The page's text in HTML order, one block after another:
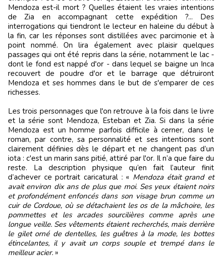
Mendoza est-il mort ? Quelles étaient les vraies intentions
de Zia en accompagnant cette expédition ?... Des
interrogations qui tiendront le lecteur en haleine du début à
la fin, car les réponses sont distillées avec parcimonie et à
point nommé. On lira également avec plaisir quelques
passages qui ont été repris dans la série, notamment le lac -
dont le fond est nappé d'or - dans lequel se baigne un Inca
recouvert de poudre d'or et le barrage que détruiront
Mendoza et ses hommes dans le but de s'emparer de ces
richesses.
Les trois personnages que l'on retrouve à la fois dans le livre
et la série sont Mendoza, Esteban et Zia. Si dans la série
Mendoza est un homme parfois difficile à cerner, dans le
roman, par contre, sa personnalité et ses intentions sont
clairement définies dès le départ et ne changent pas d’un
iota : c'est un marin sans pitié, attiré par l'or. Il n’a que faire du
reste. La description physique qu’en fait l’auteur finit
d’achever ce portrait caricatural : « Mendoza était grand et
avait environ dix ans de plus que moi. Ses yeux étaient noirs
et profondément enfoncés dans son visage brun comme un
cuir de Cordoue, où se détachaient les os de la mâchoire, les
pommettes et les arcades sourcilières comme après une
longue veille. Ses vêtements étaient recherchés, mais derrière
le gilet orné de dentelles, les guêtres à la mode, les bottes
étincelantes, il y avait un corps souple et trempé dans le
meilleur acier. »